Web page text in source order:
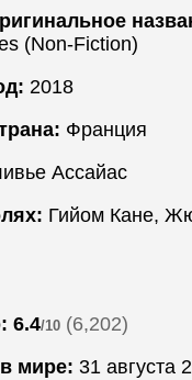
(Non-Fiction)
2018
Франция
Ассайас
Гийом Кане,
6.4/10 (6,202)
мире: 31 августа